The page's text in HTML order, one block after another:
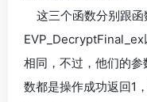
这三个函数分别跟函
相同，不过，他们的
数都是操作成功返回1